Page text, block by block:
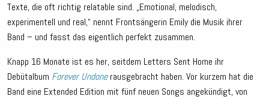
Texte, die oft richtig relatable sind. „Emotional, melodisch,
experimentell und real,“ nennt Frontsängerin Emily die Musik ihrer
Band – und fasst das eigentlich perfekt zusammen.
Knapp 16 Monate ist es her, seitdem Letters Sent Home ihr
Debütalbum Forever Undonerausgebracht haben. Vor kurzem hat die
Band eine Extended Edition mit fünf neuen Songs angekündigt, von